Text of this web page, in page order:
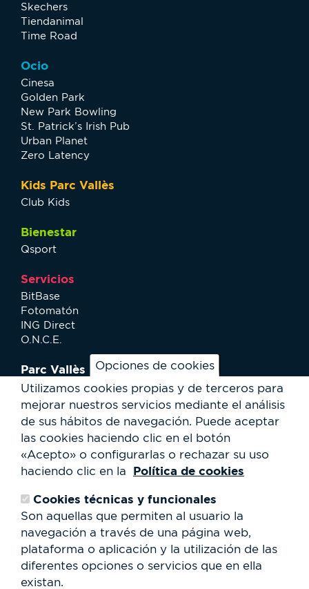
Opciones de cookies
Utilizamos cookies propias y de terceros para
mejorar nuestros servicios mediante el análisis
de sus hábitos de navegación. Puede aceptar
las cookies haciendo clic en el botón
«Acepto» o configurarlas o rechazar su uso
haciendo clic en la
Política de cookies
Cookies técnicas y funcionales
Son aquellas que permiten al usuario la
navegación a través de una página web,
plataforma o aplicación y la utilización de las
diferentes opciones o servicios que en ella
existan.
Skechers
Tiendanimal
Time Road
Ocio
Cinesa
Golden Park
New Park Bowling
St. Patrick’s Irish Pub
Urban Planet
Zero Latency
Kids Parc Vallès
Club Kids
Bienestar
Qsport
Servicios
BitBase
Fotomatón
ING Direct
O.N.C.E.
Parc Vallès
¿Cómo llegar?
Mapa
Actividades
Servicios al usuario
Club Staff
¿Quiénes somos?
Trabaja con nosotros
Cesión de espacios
RSC
Formulario
de
búsqueda